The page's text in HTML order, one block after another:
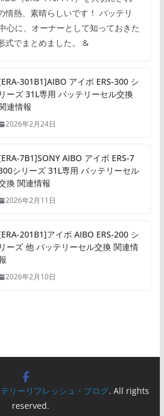
情熱、素晴らしいです！ バッテリ
心に、オーナーとして知っておきた
式でまとめました。 &
301B1]AIBO アイボ ERS-300 シ
リーズ 31L専用 バッテリーセル交換
連情報
2026年2月24日
7B1]SONY AIBO アイボ ERS-7
シリーズ 31L専用 バッテリーセル
換 関連情報
2026年2月11日
201B1]アイボ AIBO ERS-200 シ
リーズ 他 バッテリーセル交換 関連情
2026年2月10日
リーリフレッシュ・ブログ. All rights
reserved.